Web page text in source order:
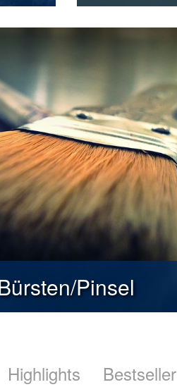
Pinsel
Highlights Bestseller